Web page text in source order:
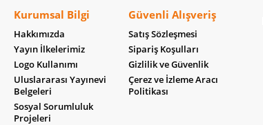
Kurumsal Bilgi
Hakkımızda
Yayın İlkelerimiz
Logo Kullanımı
Uluslararası Yayınevi
Belgeleri
Sosyal Sorumluluk
Projeleri
Güvenli Alışveriş
Satış Sözleşmesi
Sipariş Koşulları
Gizlilik ve Güvenlik
Çerez ve İzleme Aracı
Politikası